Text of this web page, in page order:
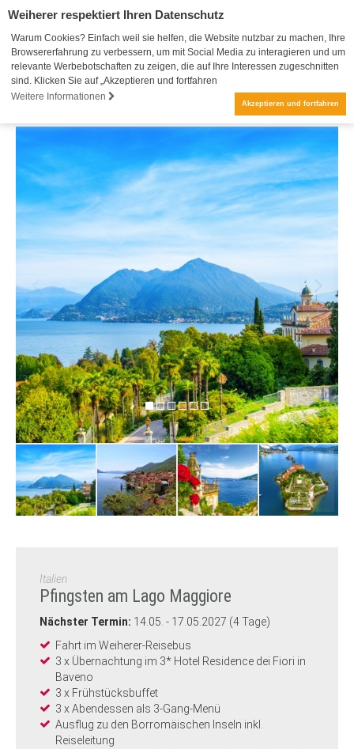
Weiherer respektiert Ihren Datenschutz
Warum Cookies? Einfach weil sie helfen, die Website nutzbar zu machen, Ihre
Browsererfahrung zu verbessern, um mit Social Media zu interagieren und um
relevante Werbebotschaften zu zeigen, die auf Ihre Interessen zugeschnitten
sind. Klicken Sie auf „Akzeptieren und fortfahren
Weitere Informationen
Akzeptieren und fortfahren
Italien
Pfingsten am Lago Maggiore
Nächster Termin: 14.05. - 17.05.2027 (4 Tage)
Fahrt im Weiherer-Reisebus
3 x Übernachtung im 3* Hotel Residence dei Fiori in
Baveno
3 x Frühstücksbuffet
3 x Abendessen als 3-Gang-Menü
Ausflug zu den Borromäischen Inseln inkl.
Reiseleitung